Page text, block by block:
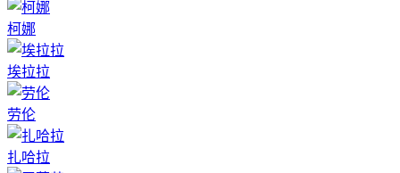
柯娜
埃拉拉
劳伦
扎哈拉